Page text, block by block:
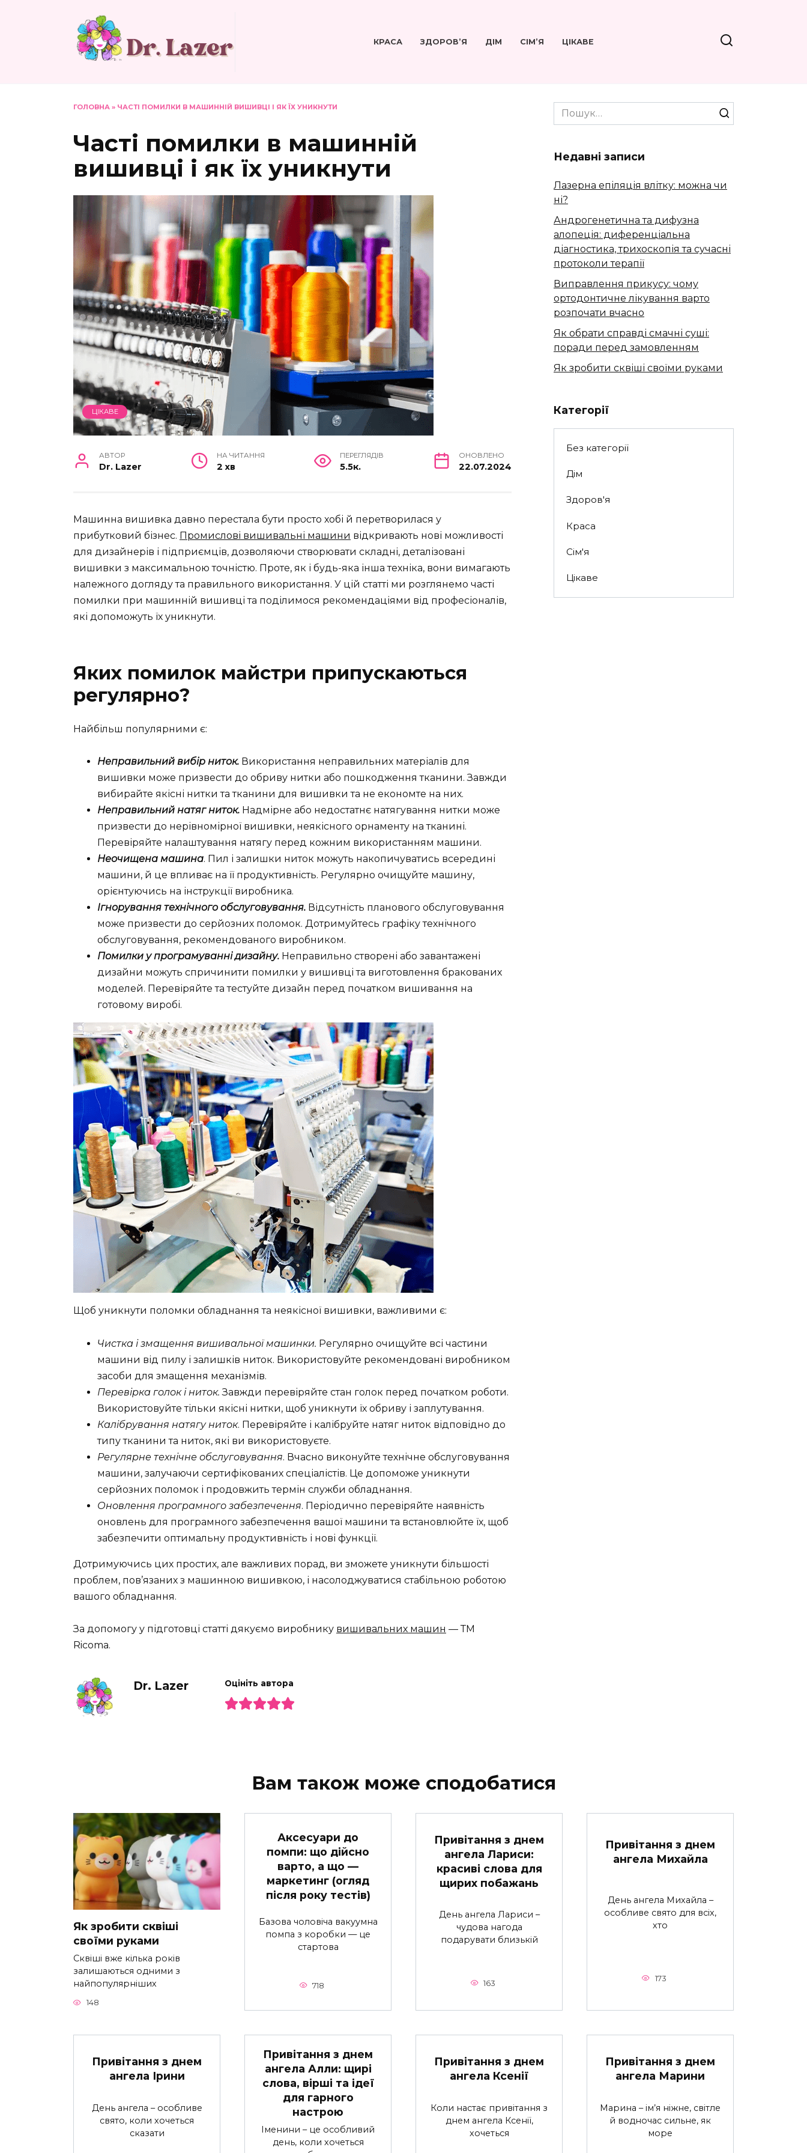
КРАСА ЗДОРОВ’Я ДІМ СІМ’Я ЦІКАВЕ
ГОЛОВНА » ЧАСТІ ПОМИЛКИ В МАШИННІЙ ВИШИВЦІ І ЯК ЇХ УНИКНУТИ
Часті помилки в машинній
вишивці і як їх уникнути
ЦІКАВЕ
АВТОР
Dr. Lazer
НА ЧИТАННЯ
2 хв
ПЕРЕГЛЯДІВ
5.5к.
ОНОВЛЕНО
22.07.2024
Машинна вишивка давно перестала бути просто хобі й перетворилася у
прибутковий бізнес. Промислові вишивальні машини відкривають нові можливості
для дизайнерів і підприємців, дозволяючи створювати складні, деталізовані
вишивки з максимальною точністю. Проте, як і будь-яка інша техніка, вони вимагають
належного догляду та правильного використання. У цій статті ми розглянемо часті
помилки при машинній вишивці та поділимося рекомендаціями від професіоналів,
які допоможуть їх уникнути.
Яких помилок майстри припускаються
регулярно?
Найбільш популярними є:
Неправильний вибір ниток. Використання неправильних матеріалів для
вишивки може призвести до обриву нитки або пошкодження тканини. Завжди
вибирайте якісні нитки та тканини для вишивки та не економте на них.
Неправильний натяг ниток. Надмірне або недостатнє натягування нитки може
призвести до нерівномірної вишивки, неякісного орнаменту на тканині.
Перевіряйте налаштування натягу перед кожним використанням машини.
Неочищена машина. Пил і залишки ниток можуть накопичуватись всередині
машини, й це впливає на її продуктивність. Регулярно очищуйте машину,
орієнтуючись на інструкції виробника.
Ігнорування технічного обслуговування. Відсутність планового обслуговування
може призвести до серйозних поломок. Дотримуйтесь графіку технічного
обслуговування, рекомендованого виробником.
Помилки у програмуванні дизайну. Неправильно створені або завантажені
дизайни можуть спричинити помилки у вишивці та виготовлення бракованих
моделей. Перевіряйте та тестуйте дизайн перед початком вишивання на
готовому виробі.
Щоб уникнути поломки обладнання та неякісної вишивки, важливими є:
Чистка і змащення вишивальної машинки. Регулярно очищуйте всі частини
машини від пилу і залишків ниток. Використовуйте рекомендовані виробником
засоби для змащення механізмів.
Перевірка голок і ниток. Завжди перевіряйте стан голок перед початком роботи.
Використовуйте тільки якісні нитки, щоб уникнути їх обриву і заплутування.
Калібрування натягу ниток. Перевіряйте і калібруйте натяг ниток відповідно до
типу тканини та ниток, які ви використовуєте.
Регулярне технічне обслуговування. Вчасно виконуйте технічне обслуговування
машини, залучаючи сертифікованих спеціалістів. Це допоможе уникнути
серйозних поломок і продовжить термін служби обладнання.
Оновлення програмного забезпечення. Періодично перевіряйте наявність
оновлень для програмного забезпечення вашої машини та встановлюйте їх, щоб
забезпечити оптимальну продуктивність і нові функції.
Дотримуючись цих простих, але важливих порад, ви зможете уникнути більшості
проблем, пов’язаних з машинною вишивкою, і насолоджуватися стабільною роботою
вашого обладнання.
За допомогу у підготовці статті дякуємо виробнику вишивальних машин — ТМ
Ricoma.
Dr. Lazer Оцініть автора
Search
for:
Недавні записи
Лазерна епіляція влітку: можна чи
ні?
Андрогенетична та дифузна
алопеція: диференціальна
діагностика, трихоскопія та сучасні
протоколи терапії
Виправлення прикусу: чому
ортодонтичне лікування варто
розпочати вчасно
Як обрати справді смачні суші:
поради перед замовленням
Як зробити сквіші своїми руками
Категорії
Без категорії
Дім
Здоров'я
Краса
Сім'я
Цікаве
Вам також може сподобатися
Як зробити сквіші
своїми руками
Сквіші вже кілька років
залишаються одними з
найпопулярніших
148
Аксесуари до
помпи: що дійсно
варто, а що —
маркетинг (огляд
після року тестів)
Базова чоловіча вакуумна
помпа з коробки — це
стартова
718
Привітання з днем
ангела Лариси:
красиві слова для
щирих побажань
День ангела Лариси –
чудова нагода
подарувати близькій
163
Привітання з днем
ангела Михайла
День ангела Михайла –
особливе свято для всіх,
хто
173
Привітання з днем
ангела Ірини
День ангела – особливе
свято, коли хочеться
сказати
Привітання з днем
ангела Алли: щирі
слова, вірші та ідеї
для гарного
настрою
Іменини – це особливий
день, коли хочеться
Привітання з днем
ангела Ксенії
Коли настає привітання з
днем ангела Ксенії,
хочеться
Привітання з днем
ангела Марини
Марина – ім’я ніжне, світле
й водночас сильне, як
море